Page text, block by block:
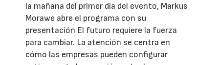
la mañana del primer día del evento, Markus
Morawe abre el programa con su
presentación El futuro requiere la fuerza
para cambiar. La atención se centra en
cómo las empresas pueden configurar